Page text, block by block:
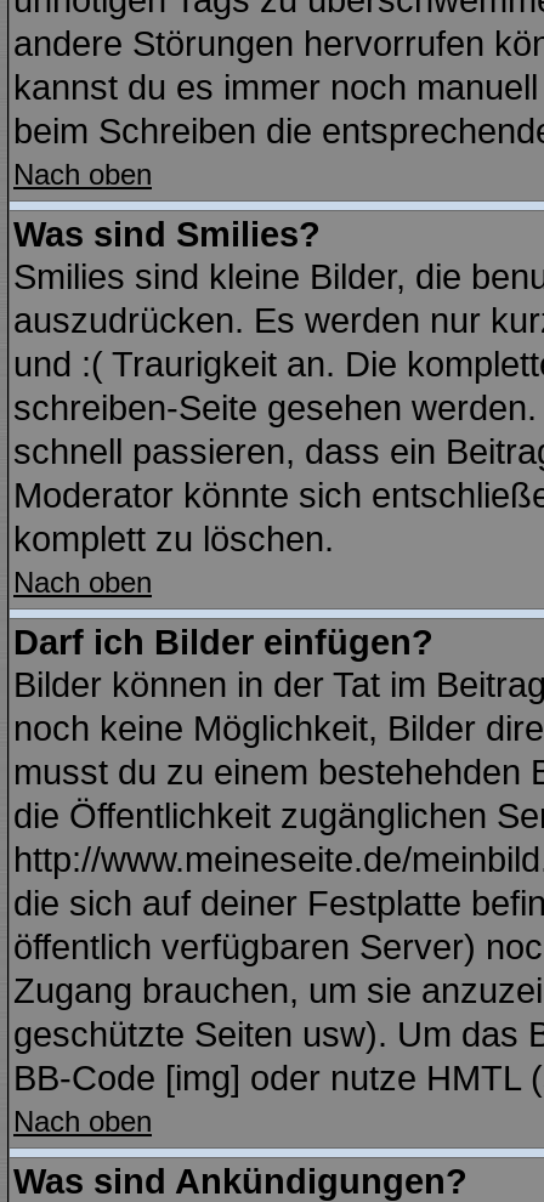
andere Störungen hervorrufen
kannst du es immer noch
beim Schreiben die
Nach oben
Was sind Smilies?
Smilies sind kleine Bilder, die
auszudrücken. Es werden nur
und :( Traurigkeit an. Die
schreiben-Seite gesehen
schnell passieren, dass ein
Moderator könnte sich
komplett zu löschen.
Nach oben
Darf ich Bilder einfügen?
Bilder können in der Tat im
noch keine Möglichkeit, Bilder
musst du zu einem bestehehden
die Öffentlichkeit zugänglichen
http://www.meineseite.de/
die sich auf deiner Festplatte
öffentlich verfügbaren Server)
Zugang brauchen, um sie
geschützte Seiten usw). Um das
BB-Code [img] oder nutze HMTL
Nach oben
Was sind Ankündigungen?